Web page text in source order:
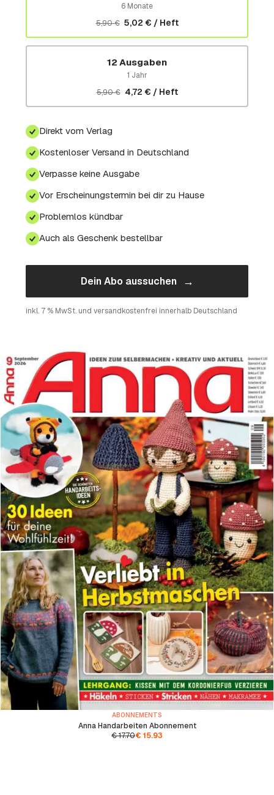
6 Monate
5,90 € 5,02 € / Heft
12 Ausgaben
1 Jahr
5,90 € 4,72 € / Heft
Direkt vom Verlag
Kostenloser Versand in Deutschland
Verpasse keine Ausgabe
Vor Erscheinungstermin bei dir zu Hause
Problemlos kündbar
Auch als Geschenk bestellbar
Dein Abo aussuchen →
inkl. 7 % MwSt. und versandkostenfrei innerhalb Deutschland
ABONNEMENTS
Anna Handarbeiten Abonnement
€17.70€ 15.93